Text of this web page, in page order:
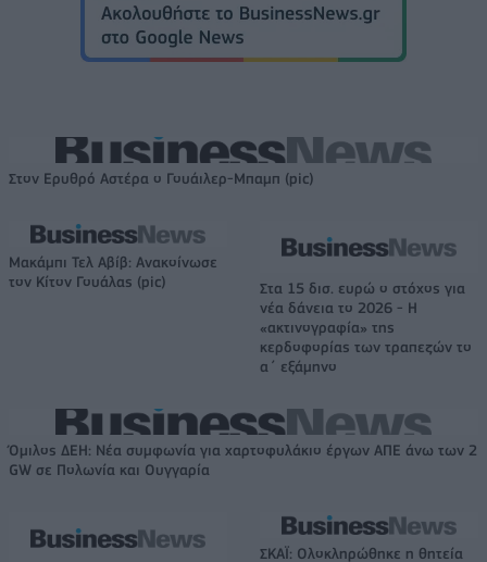
Στον Ερυθρό Αστέρα ο Γουάιλερ-Μπαμπ (pic)
Μακάμπι Τελ Αβίβ: Ανακοίνωσε
τον Κίτον Γουάλας (pic)
Στα 15 δισ. ευρώ ο στόχος για
νέα δάνεια το 2026 - Η
«ακτινογραφία» της
κερδοφορίας των τραπεζών το
α΄ εξάμηνο
Όμιλος ΔΕΗ: Νέα συμφωνία για χαρτοφυλάκιο έργων ΑΠΕ άνω των 2
GW σε Πολωνία και Ουγγαρία
ΣΚΑΪ: Ολοκληρώθηκε η θητεία